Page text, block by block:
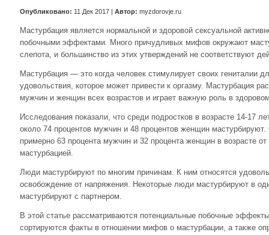
Опубликовано: 11 Дек 2017 | Автор: myzdorovje.ru
Мастурбация является нормальной и здоровой сексуальной
побочными эффектами. Много причудливых мифов окружают
слепота, и большинство из этих утверждений не соответствуют
Мастурбация — это когда человек стимулирует своих гениталии
удовольствия, которое может привести к оргазму. Мастурбация
мужчин и женщин всех возрастов и играет важную роль в
Исследования показали, что среди подростков в возрасте 14-17
около 74 процентов мужчин и 48 процентов женщин
примерно 63 процента мужчин и 32 процента женщин в возрасте
мастурбацией.
Люди мастурбируют по многим причинам. К ним относятся
освобождение от напряжения. Некоторые люди мастурбируют в
мастурбируют с партнером.
В этой статье рассматриваются потенциальные побочные
сортируются факты в отношении мифов о мастурбации, а также